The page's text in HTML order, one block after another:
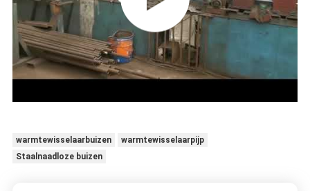
warmtewisselaarbuizen
warmtewisselaarpijp
Staalnaadloze buizen